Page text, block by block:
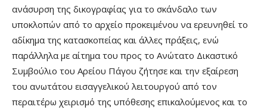
ανάσυρση της δικογραφίας για το σκάνδαλο των
υποκλοπών από το αρχείο προκειμένου να ερευνηθεί το
αδίκημα της κατασκοπείας και άλλες πράξεις, ενώ
παράλληλα με αίτημα του προς το Ανώτατο Δικαστικό
Συμβούλιο του Αρείου Πάγου ζήτησε και την εξαίρεση
του ανωτάτου εισαγγελικού λειτουργού από τον
περαιτέρω χειρισμό της υπόθεσης επικαλούμενος και το